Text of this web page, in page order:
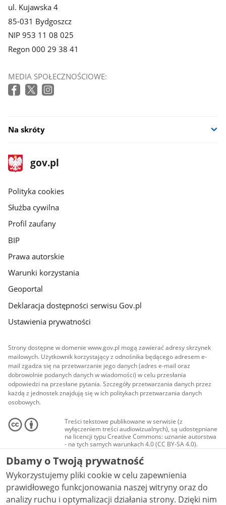
ul. Kujawska 4
85-031 Bydgoszcz
NIP 953 11 08 025
Regon 000 29 38 41
MEDIA SPOŁECZNOŚCIOWE:
Na skróty
stopka
gov.pl
Strona
gov.pl
gov.pl
Polityka cookies
Służba cywilna
Profil zaufany
BIP
Prawa autorskie
Warunki korzystania
Geoportal
Deklaracja dostępności serwisu Gov.pl
Ustawienia prywatności
Strony dostępne w domenie www.gov.pl mogą zawierać adresy skrzynek
mailowych. Użytkownik korzystający z odnośnika będącego adresem e-
mail zgadza się na przetwarzanie jego danych (adres e-mail oraz
dobrowolnie podanych danych w wiadomości) w celu przesłania
odpowiedzi na przesłane pytania. Szczegóły przetwarzania danych przez
każdą z jednostek znajdują się w ich politykach przetwarzania danych
osobowych.
Treści tekstowe publikowane w serwisie (z
wyłączeniem treści audiowizualnych), są udostępniane
na licencji typu Creative Commons: uznanie autorstwa
- na tych samych warunkach 4.0 (CC BY-SA 4.0).
Materiały audiowizualne, w tym zdjęcia, materiały
audio i wideo, są udostępniane na licencji typu
Creative Commons: uznanie autorstwa użycie
niekomercyjne - bez utworów zależnych 4.0 (CC BY-
NC-ND 4.0), o ile nie jest to stwierdzone inaczej.
Dbamy o Twoją prywatność
Wykorzystujemy pliki cookie w celu zapewnienia
prawidłowego funkcjonowania naszej witryny oraz do
analizy ruchu i optymalizacji działania strony. Dzięki nim